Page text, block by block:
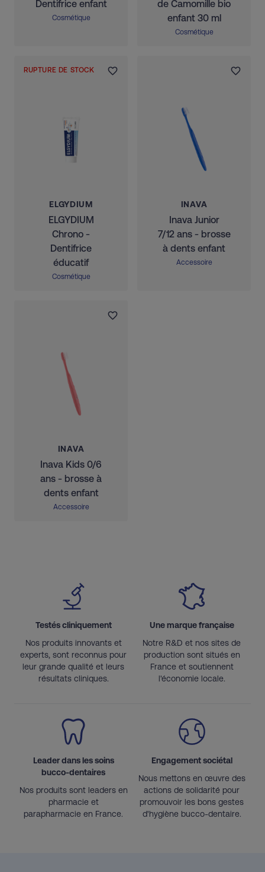
Dentifrice enfant
Cosmétique
de Camomille bio
enfant 30 ml
Cosmétique
RUPTURE DE STOCK
ELGYDIUM
ELGYDIUM
Chrono -
Dentifrice
éducatif
Cosmétique
INAVA
Inava Junior
7/12 ans - brosse
à dents enfant
Accessoire
INAVA
Inava Kids 0/6
ans - brosse à
dents enfant
Accessoire
Testés cliniquement
Nos produits innovants et
experts, sont reconnus pour
leur grande qualité et leurs
résultats cliniques.
Une marque française
Notre R&D et nos sites de
production sont situés en
France et soutiennent
l'économie locale.
Leader dans les soins
bucco-dentaires
Nos produits sont leaders en
pharmacie et
parapharmacie en France.
Engagement sociétal
Nous mettons en œuvre des
actions de solidarité pour
promouvoir les bons gestes
d'hygiène bucco-dentaire.